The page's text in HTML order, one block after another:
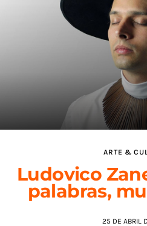
GASTRONOMÍA
ARTE & CULTURA
DÓNDE IR
TENDENCIAS
AGENDA
ARTE &
Ludovico
palabras,
25 DE ABRIL